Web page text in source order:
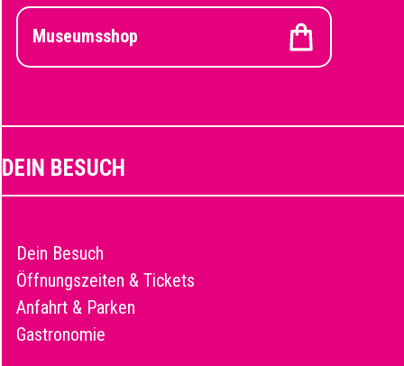
Museumsshop
DEIN BESUCH
Dein Besuch
Öffnungszeiten & Tickets
Anfahrt & Parken
Gastronomie